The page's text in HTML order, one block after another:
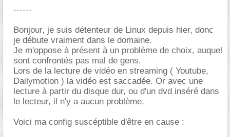
------
Bonjour, je suis détenteur de Linux depuis hier, donc
je débute vraiment dans le domaine.
Je m'oppose à présent à un problème de choix, auquel
sont confrontés pas mal de gens.
Lors de la lecture de vidéo en streaming ( Youtube,
Dailymotion ) la vidéo est saccadée. Or avec une
lecture à partir du disque dur, ou d'un dvd inséré dans
le lecteur, il n'y a aucun problème.
Voici ma config suscéptible d'être en cause :